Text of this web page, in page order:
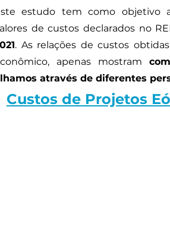
estudo tem como objetivo
de custos declarados no
. As relações de custos
apenas mostram
através de diferentes
Custos de Projetos